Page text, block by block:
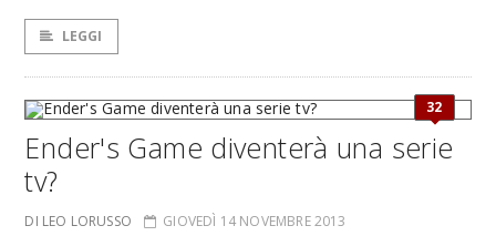
LEGGI
32
Ender's Game diventerà una serie
tv?
DI LEO LORUSSO GIOVEDÌ 14 NOVEMBRE 2013